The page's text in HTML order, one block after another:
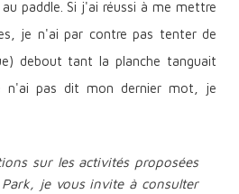
paddle. Si j'ai réussi à me mettre
je n'ai par contre pas tenter de
debout tant la planche tanguait
n'ai pas dit mon dernier mot, je
sur les activités proposées
Park, je vous invite à consulter